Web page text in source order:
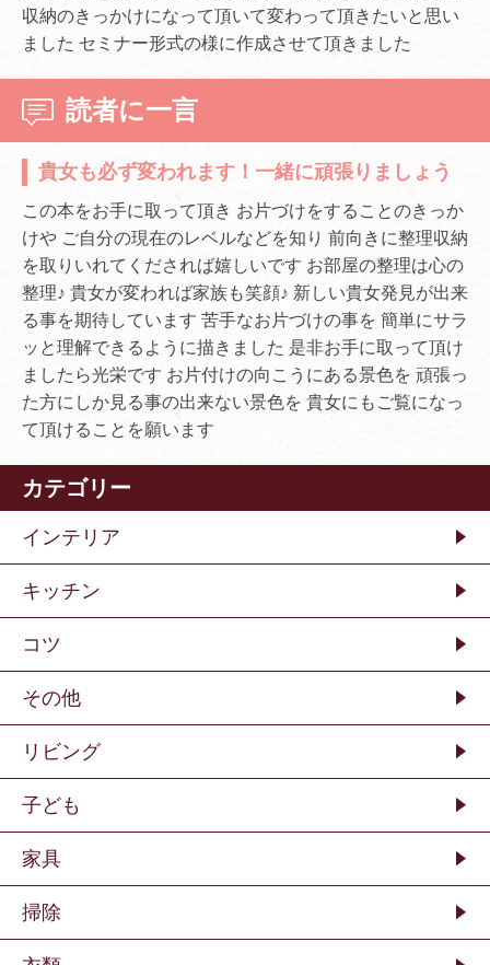
収納のきっかけになって頂いて変わって頂きたいと思い
ました セミナー形式の様に作成させて頂きました
読者に一言
貴女も必ず変われます！一緒に頑張りましょう
この本をお手に取って頂き お片づけをすることのきっか
けや ご自分の現在のレベルなどを知り 前向きに整理収納
を取りいれてくだされば嬉しいです お部屋の整理は心の
整理♪ 貴女が変われば家族も笑顔♪ 新しい貴女発見が出来
る事を期待しています 苦手なお片づけの事を 簡単にサラ
ッと理解できるように描きました 是非お手に取って頂け
ましたら光栄です お片付けの向こうにある景色を 頑張っ
た方にしか見る事の出来ない景色を 貴女にもご覧になっ
て頂けることを願います
カテゴリー
インテリア
キッチン
コツ
その他
リビング
子ども
家具
掃除